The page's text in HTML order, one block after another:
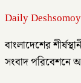
Daily Deshsomoy
বাংলাদেশের
সংবাদ পরিবেশনে